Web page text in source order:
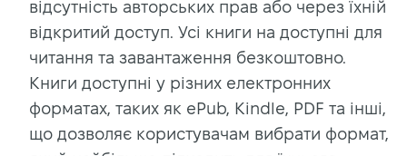
відсутність авторських прав або через їхній
відкритий доступ. Усі книги на доступні для
читання та завантаження безкоштовно.
Книги доступні у різних електронних
форматах, таких як ePub, Kindle, PDF та інші,
що дозволяє користувачам вибрати формат,